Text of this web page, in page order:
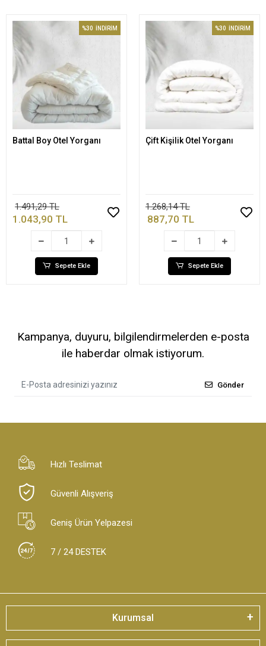
%30 İNDİRİM
Sepete Ekle
Battal Boy Otel Yorganı
1.491,29 TL
1.043,90 TL
Sepete Ekle
%30 İNDİRİM
Sepete Ekle
Çift Kişilik Otel Yorganı
1.268,14 TL
887,70 TL
Sepete Ekle
Kampanya, duyuru, bilgilendirmelerden e-posta
ile haberdar olmak istiyorum.
Gönder
Hızlı Teslimat
Güvenli Alışveriş
Geniş Ürün Yelpazesi
7 / 24 DESTEK
Kurumsal